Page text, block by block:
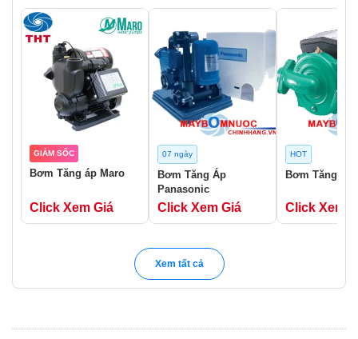
GIẢM SỐC
Bơm Tăng áp Maro
Click Xem Giá
07 ngày
Bơm Tăng Áp
Panasonic
Click Xem Giá
HOT
Bơm Tăng Áp
Click Xem
Xem tất cả